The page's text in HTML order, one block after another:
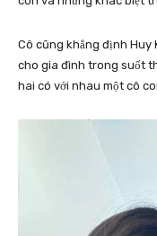
Cô cũng khẳng định Huy
cho gia đình trong suốt
hai có với nhau một cô